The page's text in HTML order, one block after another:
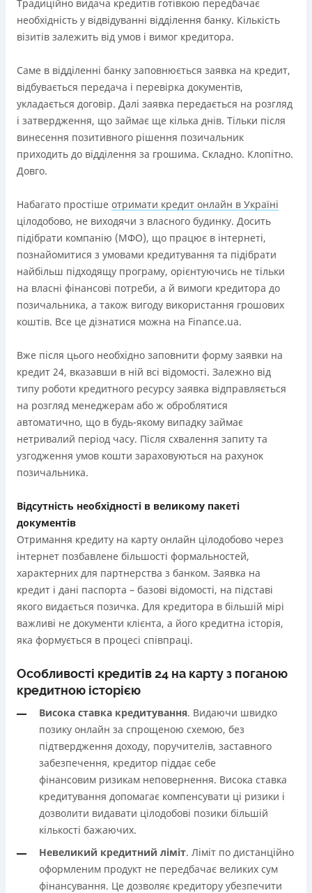
Вся інформація про кредит
ОТРИМАТИ ПОЗИКУ Детальніше
Традиційно видача кредитів готівкою передбачає
необхідність у відвідуванні відділення банку. Кількість
візитів залежить від умов і вимог кредитора.
Саме в відділенні банку заповнюється заявка на кредит,
відбувається передача і перевірка документів,
укладається договір. Далі заявка передається на розгляд
і затвердження, що займає ще кілька днів. Тільки після
винесення позитивного рішення позичальник
приходить до відділення за грошима. Складно. Клопітно.
Довго.
Набагато простіше отримати кредит онлайн в Україні
цілодобово, не виходячи з власного будинку. Досить
підібрати компанію (МФО), що працює в інтернеті,
познайомитися з умовами кредитування та підібрати
найбільш підходящу програму, орієнтуючись не тільки
на власні фінансові потреби, а й вимоги кредитора до
позичальника, а також вигоду використання грошових
коштів. Все це дізнатися можна на Finance.ua.
Вже після цього необхідно заповнити форму заявки на
кредит 24, вказавши в ній всі відомості. Залежно від
типу роботи кредитного ресурсу заявка відправляється
на розгляд менеджерам або ж оброблятися
автоматично, що в будь-якому випадку займає
нетривалий період часу. Після схвалення запиту та
узгодження умов кошти зараховуються на рахунок
позичальника.
Відсутність необхідності в великому пакеті
документів
Отримання кредиту на карту онлайн цілодобово через
інтернет позбавлене більшості формальностей,
характерних для партнерства з банком. Заявка на
кредит і дані паспорта – базові відомості, на підставі
якого видається позичка. Для кредитора в більшій мірі
важливі не документи клієнта, а його кредитна історія,
яка формується в процесі співпраці.
Особливості кредитів 24 на карту з поганою
кредитною історією
Висока ставка кредитування. Видаючи швидко
позику онлайн за спрощеною схемою, без
підтвердження доходу, поручителів, заставного
забезпечення, кредитор піддає себе
фінансовим ризикам неповернення. Висока ставка
кредитування допомагає компенсувати ці ризики і
дозволити видавати цілодобові позики більшій
кількості бажаючих.
Невеликий кредитний ліміт. Ліміт по дистанційно
оформленим продукт не передбачає великих сум
фінансування. Це дозволяє кредитору убезпечити